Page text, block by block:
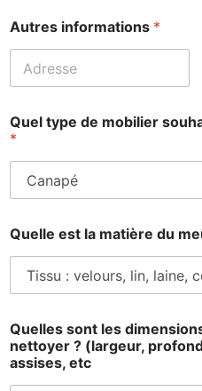
Autres informations *
e
*
t
p
Quel type de mobilier
*
Quelle est la matière du
Quelles sont les
nettoyer ? (largeur,
assises, etc